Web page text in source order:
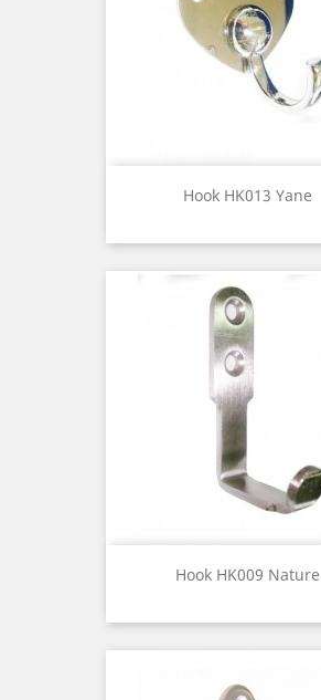
Hook HK013 Yane
Hook HK009 Nature